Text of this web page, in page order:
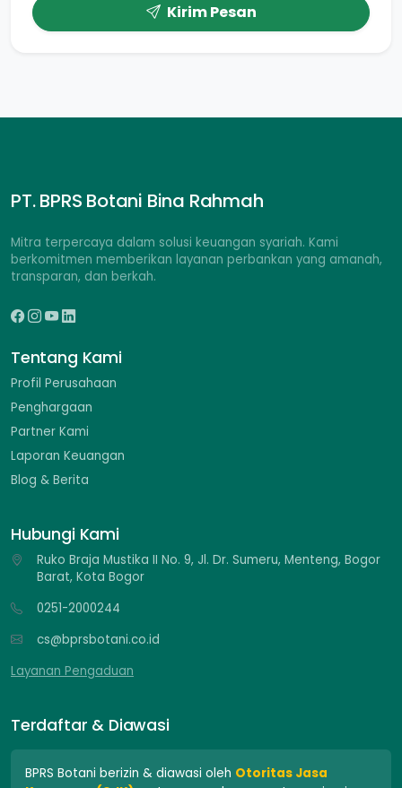
Kirim Pesan
PT. BPRS Botani Bina Rahmah
Mitra terpercaya dalam solusi keuangan syariah. Kami
berkomitmen memberikan layanan perbankan yang amanah,
transparan, dan berkah.
Tentang Kami
Profil Perusahaan
Penghargaan
Partner Kami
Laporan Keuangan
Blog & Berita
Hubungi Kami
Ruko Braja Mustika II No. 9, Jl. Dr. Sumeru, Menteng, Bogor
Barat, Kota Bogor
0251-2000244
cs@bprsbotani.co.id
Layanan Pengaduan
Terdaftar & Diawasi
BPRS Botani berizin & diawasi oleh Otoritas Jasa